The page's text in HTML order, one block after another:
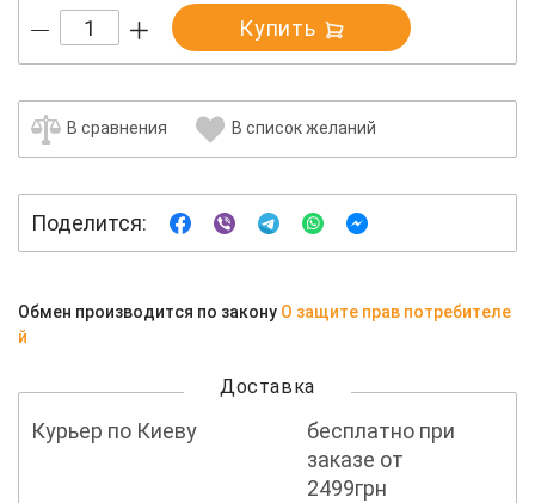
Купить
В сравнения В список желаний
Поделится:
Обмен производится по закону О защите прав потребителе
й
Доставка
Курьер по Киеву
бесплатно при
заказе от
2499грн